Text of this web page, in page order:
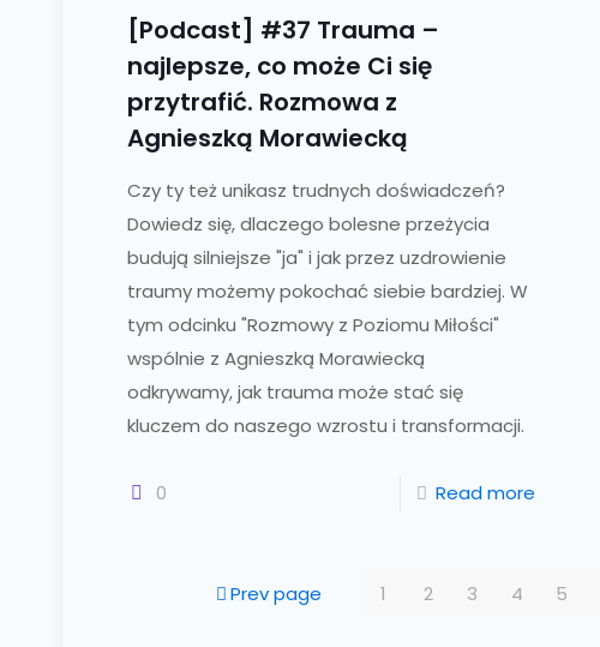
[Podcast] #37 Trauma –
najlepsze, co może Ci się
przytrafić. Rozmowa z
Agnieszką Morawiecką
Czy ty też unikasz trudnych doświadczeń?
Dowiedz się, dlaczego bolesne przeżycia
budują silniejsze "ja" i jak przez uzdrowienie
traumy możemy pokochać siebie bardziej. W
tym odcinku "Rozmowy z Poziomu Miłości"
wspólnie z Agnieszką Morawiecką
odkrywamy, jak trauma może stać się
kluczem do naszego wzrostu i transformacji.
0 Read more
Prev page 1 2 3 4 5